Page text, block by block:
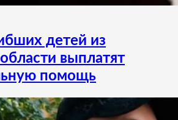
детей из
выплатят
помощь